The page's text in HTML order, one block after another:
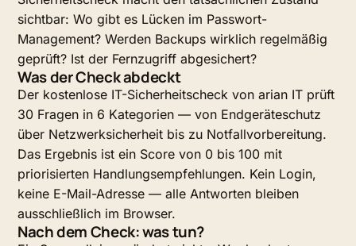
sichtbar: Wo gibt es Lücken im Passwort-
Management? Werden Backups wirklich regelmäßig
geprüft? Ist der Fernzugriff abgesichert?
Was der Check abdeckt
Der kostenlose IT-Sicherheitscheck von arian IT prüft
30 Fragen in 6 Kategorien — von Endgeräteschutz
über Netzwerksicherheit bis zu Notfallvorbereitung.
Das Ergebnis ist ein Score von 0 bis 100 mit
priorisierten Handlungsempfehlungen. Kein Login,
keine E-Mail-Adresse — alle Antworten bleiben
ausschließlich im Browser.
Nach dem Check: was tun?